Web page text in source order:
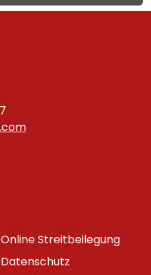
Online Streitbeilegung
Datenschutz